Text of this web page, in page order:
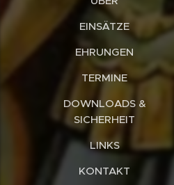
EINSÄTZE
EHRUNGEN
TERMINE
DOWNLOADS &
SICHERHEIT
LINKS
KONTAKT